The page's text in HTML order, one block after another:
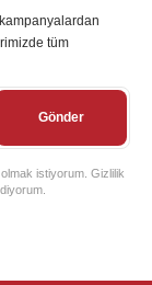
tüm
Gönder
istiyorum. Gizlilik